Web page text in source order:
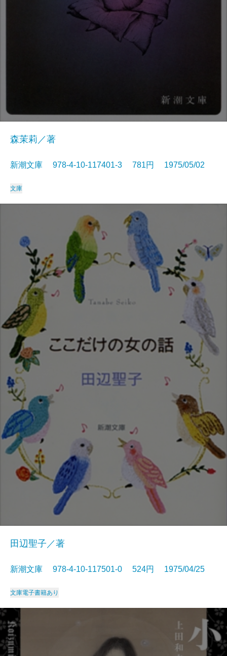
森茉莉／著
新潮文庫 978-4-10-117401-3 781円 1975/05/02
文庫
田辺聖子／著
新潮文庫 978-4-10-117501-0 524円 1975/04/25
文庫電子書籍あり